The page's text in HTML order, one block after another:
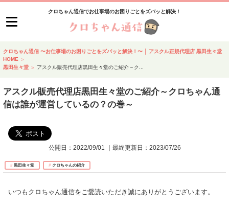
クロちゃん通信でお仕事場のお困りごとをズバッと解決！
クロちゃん通信 〜お仕事場のお困りごとをズバッと解決！〜 │ アスクル正規代理店 黒田生々堂
HOME
黒田生々堂
アスクル販売代理店黒田生々堂のご紹介～ク
アスクル販売代理店黒田生々堂のご紹介～クロちゃん通
信は誰が運営しているの？の巻～
公開日： 2022/09/01 ｜最終更新日： 2023/07/26
黒田生々堂 クロちゃんの紹介
いつもクロちゃん通信をご愛読いただき誠にありがとうございます。